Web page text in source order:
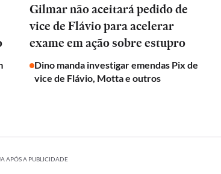
Gilmar não aceitará pedido de
vice de Flávio para acelerar
exame em ação sobre estupro
Dino manda investigar emendas Pix de
vice de Flávio, Motta e outros
APÓS A PUBLICIDADE